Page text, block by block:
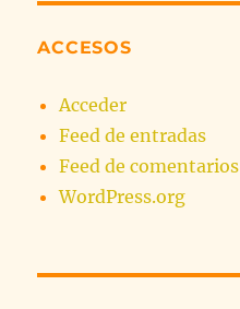
ACCESOS
Acceder
Feed de entradas
Feed de comentarios
WordPress.org